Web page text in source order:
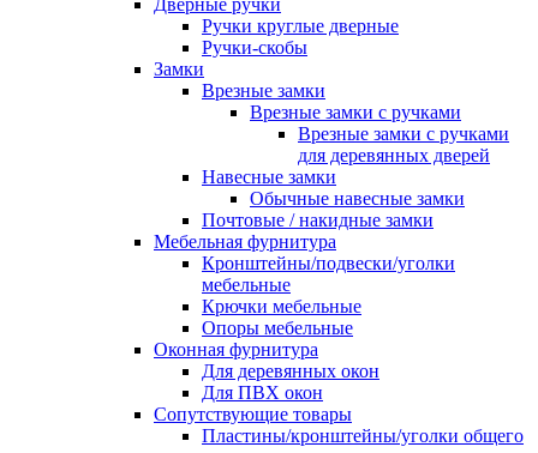
Дверные ручки
Ручки круглые дверные
Ручки-скобы
Замки
Врезные замки
Врезные замки с ручками
Врезные замки с ручками
для деревянных дверей
Навесные замки
Обычные навесные замки
Почтовые / накидные замки
Мебельная фурнитура
Кронштейны/подвески/уголки
мебельные
Крючки мебельные
Опоры мебельные
Оконная фурнитура
Для деревянных окон
Для ПВХ окон
Сопутствующие товары
Пластины/кронштейны/уголки общего